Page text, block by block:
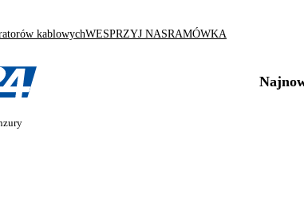
kablowychWESPRZYJ NASRAMÓWKA